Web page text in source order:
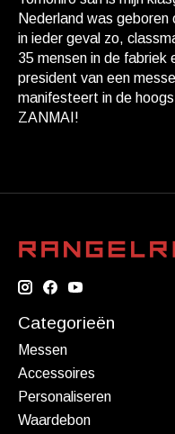
Nederland was geboren
in ieder geval zo,
35 mensen in de fabriek
president van een
manifesteert in de
ZANMAI!
Categorieën
Messen
Accessoires
Personaliseren
Waardebon